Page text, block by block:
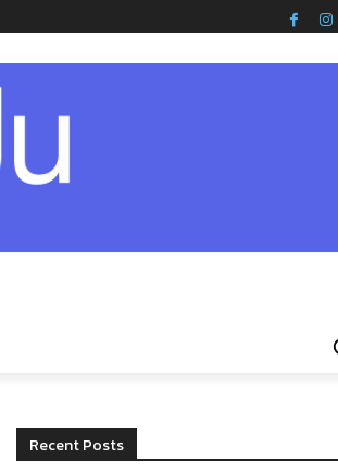
Recent Posts